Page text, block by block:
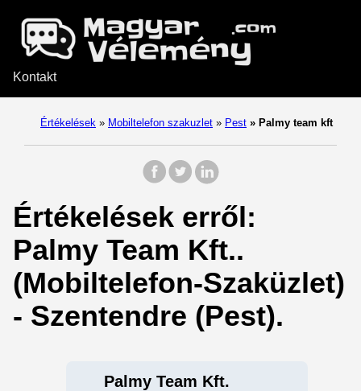
Kontakt
Értékelések » Mobiltelefon szakuzlet » Pest » Palmy team kft
Értékelések erről:
Palmy Team Kft..
(Mobiltelefon-Szaküzlet)
- Szentendre (Pest).
Palmy Team Kft.